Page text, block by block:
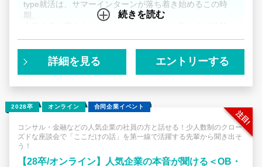
技術がわかるあなただからこそ聞き出せる「生の一次情
る「あなただけの強い志望動機」になります。
type就活は、サマーインターンが落ち着き始めるこの時
期、
型」就活イベント、
「人気企業の本音が聞ける＜OB・OG座談会＞」を開催し
ます！
～～～～～
夏インターンをやり切った今だからこそ、自分の就活軸に
迷いが出てきていませんか？
～～～～～
続きを読む
詳細を見る エントリーする
2028卒 オンライン 合同企業イベント
コンサル・金融などの人気企業の社員の方と話せる！少人数制のクロー
ズドな座談会で「ここだけの話」を第一線で活躍する先輩から聞き出そ
う！
【28卒/オンライン】人気企業の本音が聞ける＜OB・